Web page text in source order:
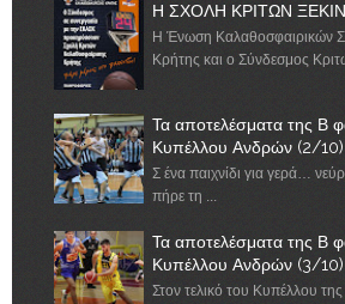
Η ΣΧΟΛΗ ΚΡΙΤΩΝ
Η Ένωση Καλαθοσφαιρικών
Κρήτης και ο Σύνδεσμος
Τα αποτελέσματα της Β
Κυπέλλου Ανδρών (2/10)
Σ ένα παιχνίδι για γερά…
πήρε τη ...
Τα αποτελέσματα της Β
Κυπέλλου Ανδρών (3/10)
Στον τελικό του Κυπέλλου